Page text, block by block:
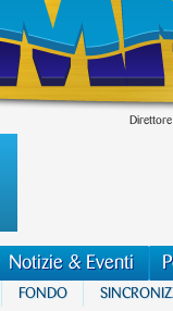
Notizie & Eventi
FONDO